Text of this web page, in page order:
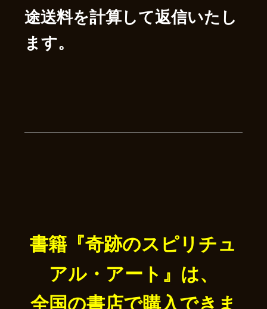
途送料を計算して返信いたし
ます。
書籍『奇跡のスピリチュ
アル・アート』は、
全国の書店で購入できま